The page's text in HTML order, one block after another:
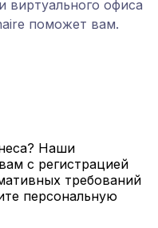
виртуального офиса
поможет вам.
Наши
с регистрацией
требований
персональную